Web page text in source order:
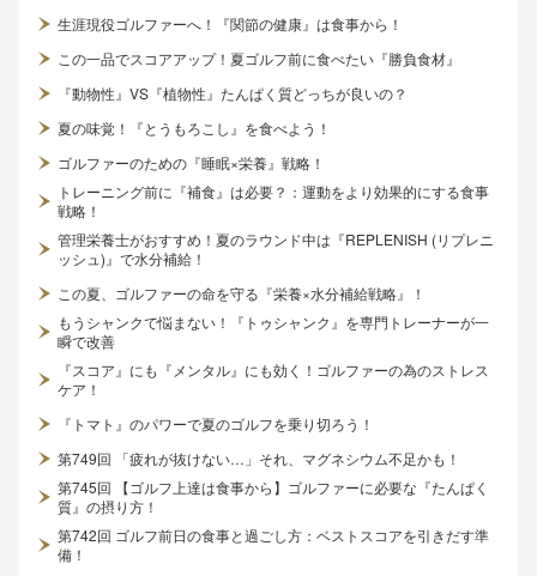
生涯現役ゴルファーへ！『関節の健康』は食事から！
この一品でスコアアップ！夏ゴルフ前に食べたい『勝負食材』
『動物性』VS『植物性』たんぱく質どっちが良いの？
夏の味覚！『とうもろこし』を食べよう！
ゴルファーのための『睡眠×栄養』戦略！
トレーニング前に『補食』は必要？：運動をより効果的にする食事
戦略！
管理栄養士がおすすめ！夏のラウンド中は『REPLENISH (リプレニ
ッシュ)』で水分補給！
この夏、ゴルファーの命を守る『栄養×水分補給戦略』！
もうシャンクで悩まない！『トゥシャンク』を専門トレーナーが一
瞬で改善
『スコア』にも『メンタル』にも効く！ゴルファーの為のストレス
ケア！
『トマト』のパワーで夏のゴルフを乗り切ろう！
第749回 「疲れが抜けない…」それ、マグネシウム不足かも！
第745回 【ゴルフ上達は食事から】ゴルファーに必要な『たんぱく
質』の摂り方！
第742回 ゴルフ前日の食事と過ごし方：ベストスコアを引きだす準
備！